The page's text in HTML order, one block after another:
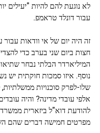
לא נוגעת להם להיות "יעילים
עבור דונלד טראמפ.
זה היה יום של אי וודאות
חצות ביום שני בערב כדי
המיליארדר הבלתי נבחר
נוסף. איזו סמכות חוקתית יש
שלו-לפרק סוכנויות
אלפי עובדי מדינה? והיה
להודעת דוא"ל ביזארית
מפרטים חמישה דברים שהם